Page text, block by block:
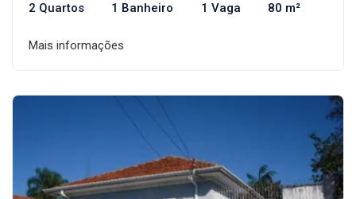
2 Quartos 1 Banheiro 1 Vaga 80 m²
Mais informações